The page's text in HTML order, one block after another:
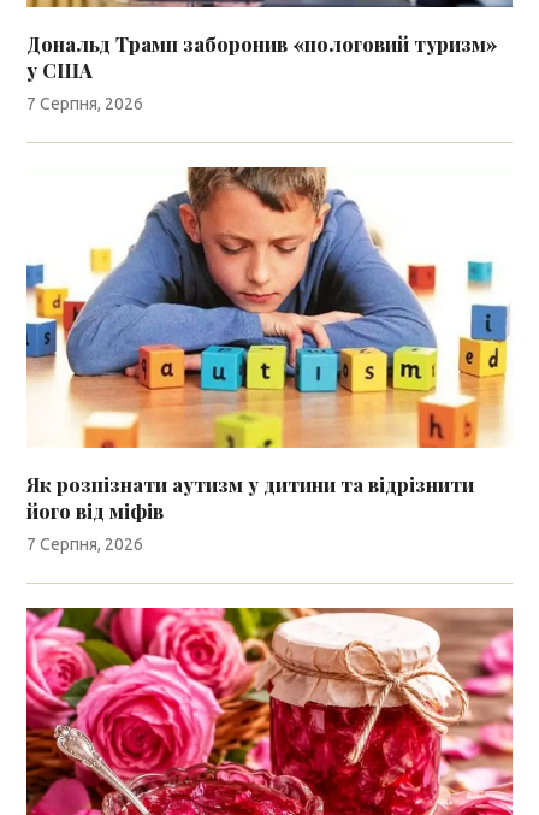
Дональд Трамп заборонив «пологовий туризм»
у США
7 Серпня, 2026
Як розпізнати аутизм у дитини та відрізнити
його від міфів
7 Серпня, 2026